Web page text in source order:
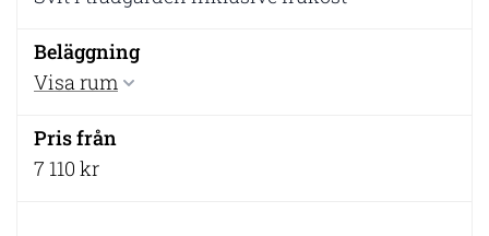
Visa rum
7 110 kr